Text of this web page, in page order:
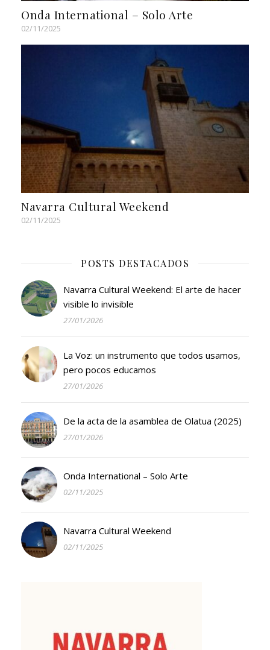
Onda International – Solo Arte
02/11/2025
Navarra Cultural Weekend
02/11/2025
POSTS DESTACADOS
Navarra Cultural Weekend: El arte de hacer
visible lo invisible
27/01/2026
La Voz: un instrumento que todos usamos,
pero pocos educamos
27/01/2026
De la acta de la asamblea de Olatua (2025)
27/01/2026
Onda International – Solo Arte
02/11/2025
Navarra Cultural Weekend
02/11/2025